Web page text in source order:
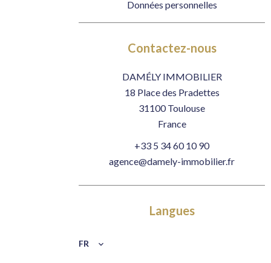
Données personnelles
Contactez-nous
DAMÉLY IMMOBILIER
18 Place des Pradettes
31100Toulouse
France
+33 5 34 60 10 90
agence@damely-immobilier.fr
Langues
FR